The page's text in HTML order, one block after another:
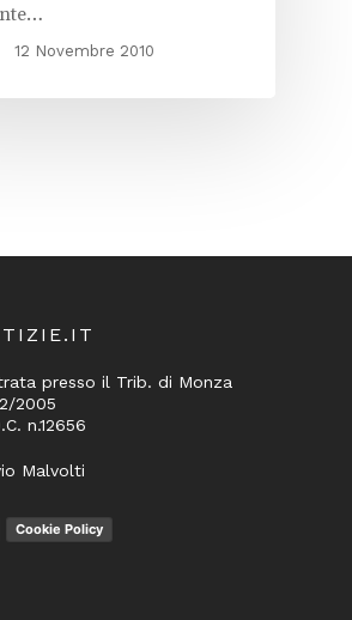
12 Novembre 2010
presso il Trib. di Monza
2005
n.12656
Malvolti
Cookie Policy